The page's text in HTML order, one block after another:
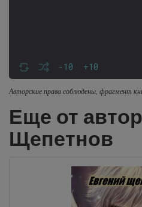
-10 +10
Авторские права соблюдены, фрагмент
Еще от
Щепетнов